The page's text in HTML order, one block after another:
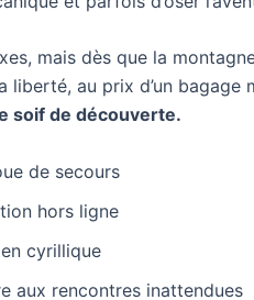
mais dès que la
au prix d’un bagage
soif de découverte.
de secours
hors ligne
cyrillique
aux rencontres inattendues